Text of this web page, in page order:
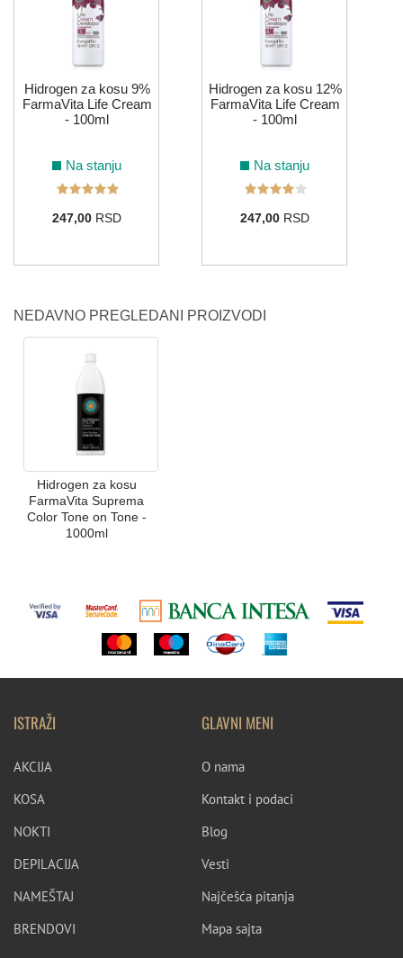
Hidrogen za kosu 9%
FarmaVita Life Cream
- 100ml
Na stanju
247,00RSD
Hidrogen za kosu 12%
FarmaVita Life Cream
- 100ml
Na stanju
247,00RSD
NEDAVNO PREGLEDANI PROIZVODI
Hidrogen za kosu
FarmaVita Suprema
Color Tone on Tone -
1000ml
ISTRAŽI
AKCIJA
KOSA
NOKTI
DEPILACIJA
NAMEŠTAJ
BRENDOVI
GLAVNI MENI
O nama
Kontakt i podaci
Blog
Vesti
Najčešća pitanja
Mapa sajta